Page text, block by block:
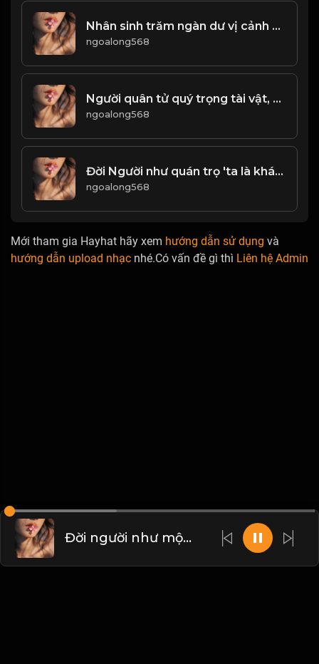
Nhân sinh trăm ngàn dư vị cảnh sắc, nhưng vẻ đẹp không dễ duy trì! Đạo
ngoalong568
Người quân tử quý trọng tài vật, nhưng không tùy tiện nhận! & Đạo
ngoalong568
Đời Người như quán trọ 'ta là khách qua đường
ngoalong568
Mới tham gia Hayhat hãy xem hướng dẫn sử dụng và
hướng dẫn upload nhạc nhé.Có vấn đề gì thì Liên hệ Admin
Đời người như mộng! Đạo